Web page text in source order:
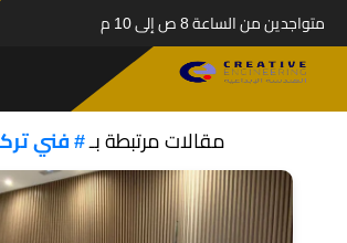
متواجدين من الساعة 8 ص إلى 10 م
مقالات مرتبطة بـ# فني